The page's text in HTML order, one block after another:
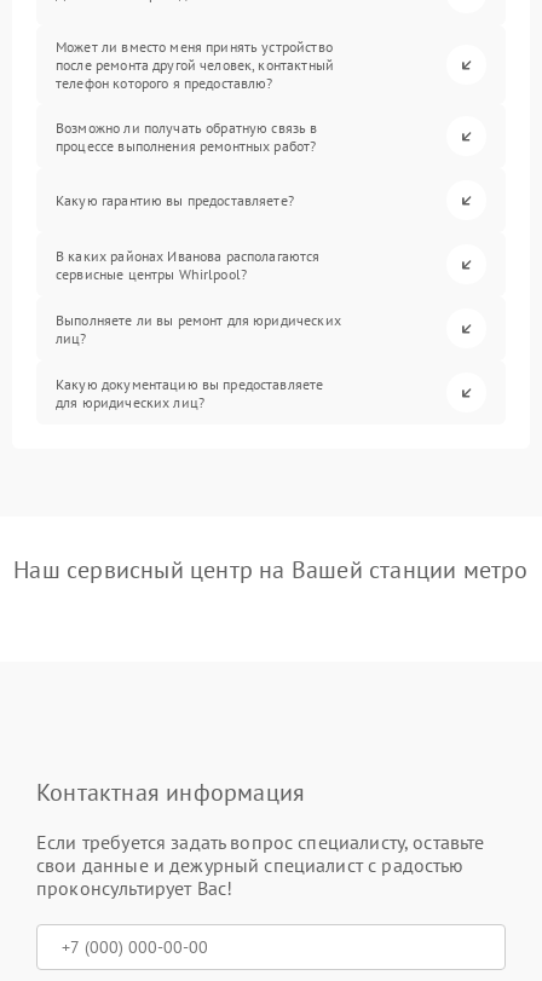
Может ли вместо меня принять устройство
после ремонта другой человек, контактный
телефон которого я предоставлю?
Возможно ли получать обратную связь в
процессе выполнения ремонтных работ?
Какую гарантию вы предоставляете?
В каких районах Иванова располагаются
сервисные центры Whirlpool?
Выполняете ли вы ремонт для юридических
лиц?
Какую документацию вы предоставляете
для юридических лиц?
Наш сервисный центр на Вашей станции метро
Контактная информация
Если требуется задать вопрос специалисту, оставьте
свои данные и дежурный специалист с радостью
проконсультирует Вас!